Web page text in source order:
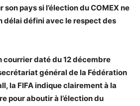
pays si l’élection du COMEX ne
délai défini avec le respect des
courrier daté du 12 décembre
général de la Fédération
la FIFA indique clairement à la
pour aboutir à l’élection du